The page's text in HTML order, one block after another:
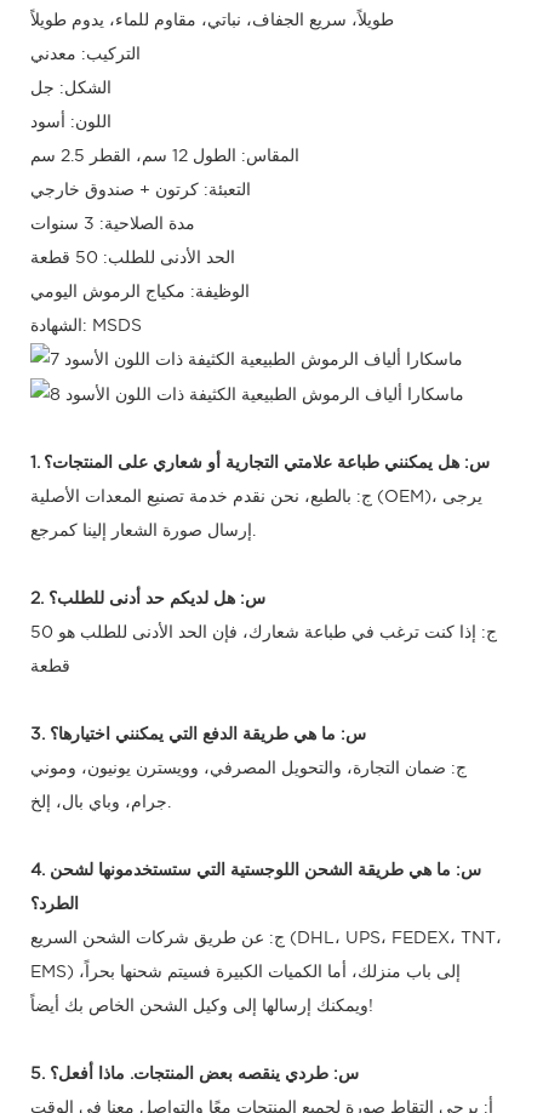
طويلاً، سريع الجفاف، نباتي، مقاوم للماء، يدوم طويلاً
التركيب: معدني
الشكل: جل
اللون: أسود
المقاس: الطول 12 سم، القطر 2.5 سم
التعبئة: كرتون + صندوق خارجي
مدة الصلاحية: 3 سنوات
الحد الأدنى للطلب: 50 قطعة
الوظيفة: مكياج الرموش اليومي
الشهادة: MSDS
1. س: هل يمكنني طباعة علامتي التجارية أو شعاري على المنتجات؟
ج: بالطبع، نحن نقدم خدمة تصنيع المعدات الأصلية (OEM)، يرجى
2. س: هل لديكم حد أدنى للطلب؟
ج: إذا كنت ترغب في طباعة شعارك، فإن الحد الأدنى للطلب هو 50
قطعة
3. س: ما هي طريقة الدفع التي يمكنني اختيارها؟
ج: ضمان التجارة، والتحويل المصرفي، وويسترن يونيون، وموني
4. س: ما هي طريقة الشحن اللوجستية التي ستستخدمونها لشحن
الطرد؟
ج: عن طريق شركات الشحن السريع (DHL، UPS، FEDEX، TNT،
EMS) إلى باب منزلك، أما الكميات الكبيرة فسيتم شحنها بحراً،
ويمكنك إرسالها إلى وكيل الشحن الخاص بك أيضاً!
5. س: طردي ينقصه بعض المنتجات. ماذا أفعل؟
أ: يرجى التقاط صورة لجميع المنتجات معًا والتواصل معنا في الوقت